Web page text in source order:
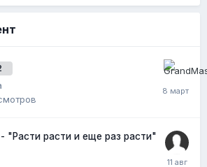
- "Расти расти и еще раз расти"